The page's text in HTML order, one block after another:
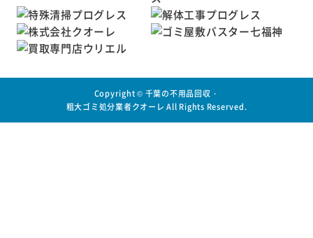
Copyright © 千葉の不用品回収・
粗大ゴミ処分業者クオーレ All Rights Reserved.